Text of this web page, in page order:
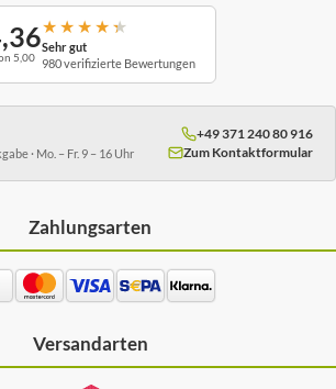
5,00
★ ★ ★ ★ ★
Sehr gut
980 verifizierte Bewertungen
· Mo. – Fr. 9 – 16 Uhr
+49 371 240 80 916
Zum Kontaktformular
Zahlungsarten
Versandarten